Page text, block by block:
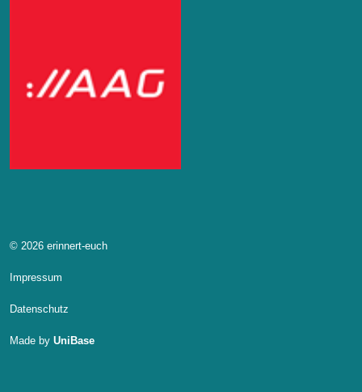
© 2026 erinnert-euch
Impressum
Datenschutz
Made by UniBase